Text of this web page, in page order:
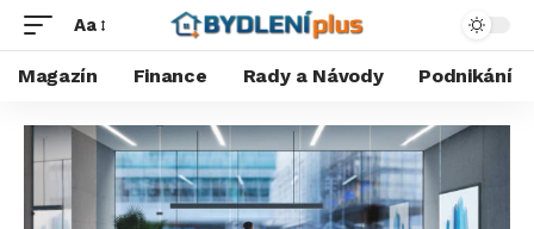
Aa
Magazín Finance Rady a Návody Podnikání